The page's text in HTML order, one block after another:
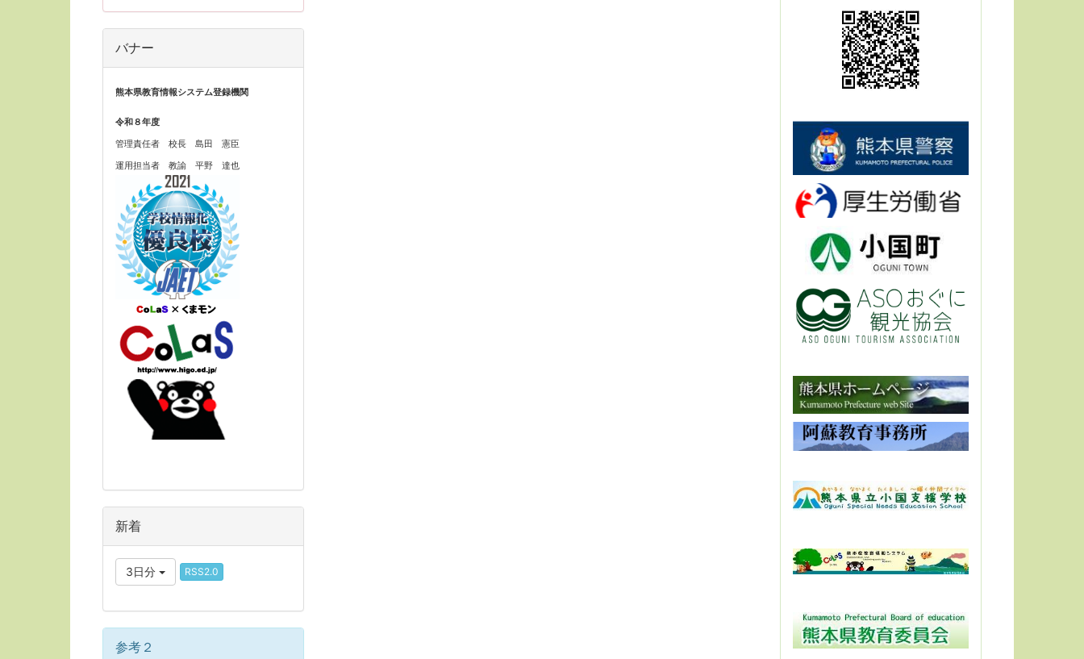
バナー
熊本県教育情報システム登録機関
令和８年度
管理責任者 校長 島田 憲臣
運用担当者 教諭 平野 達也
新着
3日分 RSS2.0
参考２